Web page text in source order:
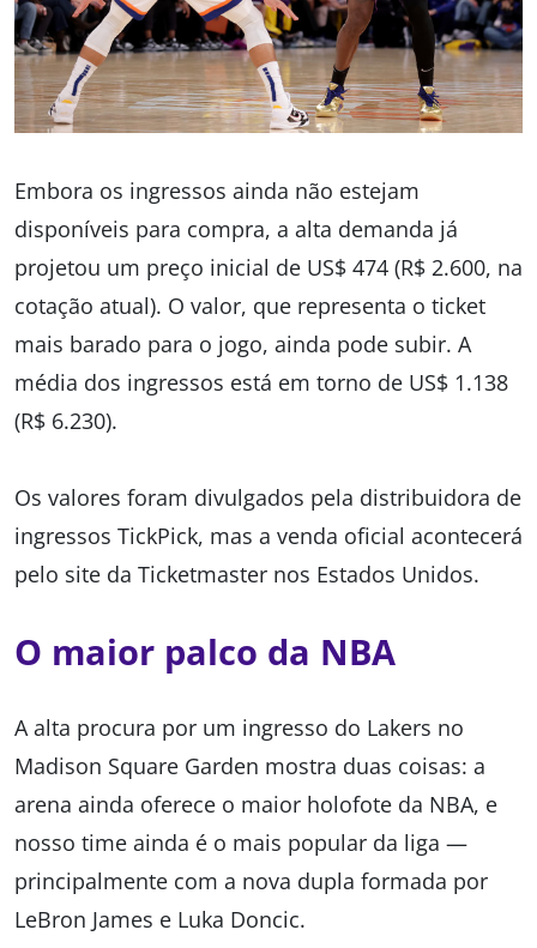
Embora os ingressos ainda não estejam
disponíveis para compra, a alta demanda já
projetou um preço inicial de US$ 474 (R$ 2.600, na
cotação atual). O valor, que representa o ticket
mais barado para o jogo, ainda pode subir. A
média dos ingressos está em torno de US$ 1.138
(R$ 6.230).
Os valores foram divulgados pela distribuidora de
ingressos TickPick, mas a venda oficial acontecerá
pelo site da Ticketmaster nos Estados Unidos.
O maior palco da NBA
A alta procura por um ingresso do Lakers no
Madison Square Garden mostra duas coisas: a
arena ainda oferece o maior holofote da NBA, e
nosso time ainda é o mais popular da liga —
principalmente com a nova dupla formada por
LeBron James e Luka Doncic.